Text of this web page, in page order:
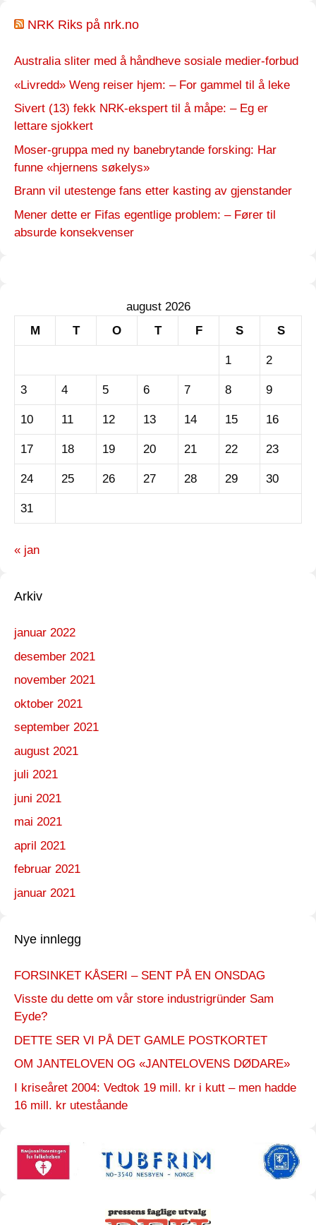
NRK Riks på nrk.no
Australia sliter med å håndheve sosiale medier-forbud
«Livredd» Weng reiser hjem: – For gammel til å leke
Sivert (13) fekk NRK-ekspert til å måpe: – Eg er
lettare sjokkert
Moser-gruppa med ny banebrytande forsking: Har
funne «hjernens søkelys»
Brann vil utestenge fans etter kasting av gjenstander
Mener dette er Fifas egentlige problem: – Fører til
absurde konsekvenser
august 2026
M
T O T F S S
1 2
3 4 5 6 7 8 9
10 11 12 13 14 15 16
17 18 19 20 21 22 23
24 25 26 27 28 29 30
31
« jan
Arkiv
januar 2022
desember 2021
november 2021
oktober 2021
september 2021
august 2021
juli 2021
juni 2021
mai 2021
april 2021
februar 2021
januar 2021
Nye innlegg
FORSINKET KÅSERI – SENT PÅ EN ONSDAG
Visste du dette om vår store industrigründer Sam
Eyde?
DETTE SER VI PÅ DET GAMLE POSTKORTET
OM JANTELOVEN OG «JANTELOVENS DØDARE»
I kriseåret 2004: Vedtok 19 mill. kr i kutt – men hadde
16 mill. kr uteståande